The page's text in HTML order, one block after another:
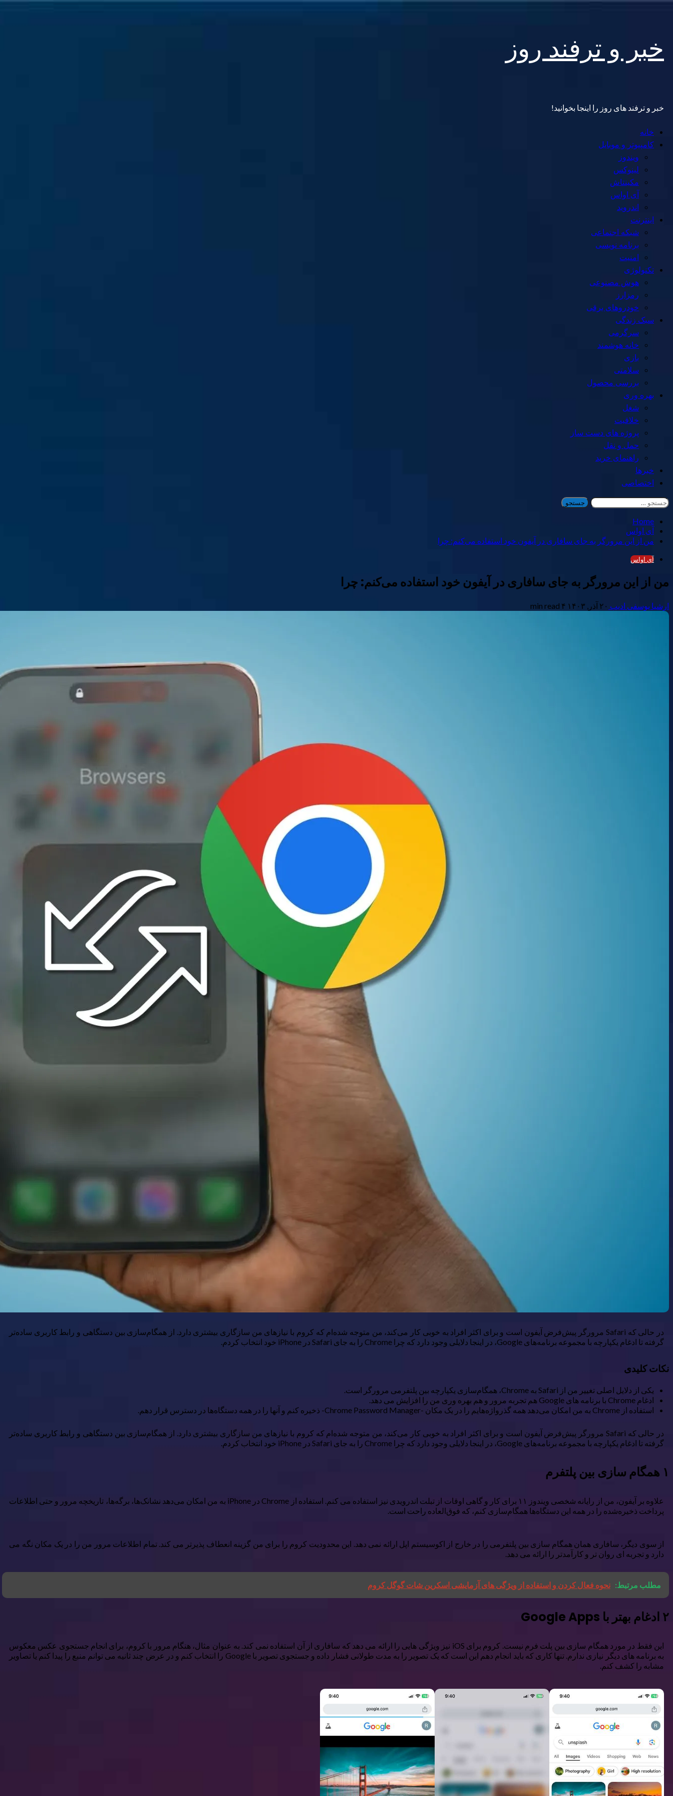
content
خبر و ترفند روز
خبر و ترفند های روز را اینجا بخوانید!
Primary
Menu
خانه
کامپیوتر و موبایل
ویندوز
لینوکس
مکینتاش
آی اواس
اندروید
اینترنت
شبکه اجتماعی
برنامه نویسی
امنیت
تکنولوژی
هوش مصنوعی
رمزارز
خودروهای برقی
سبک زندگی
سرگرمی
خانه هوشمند
بازی
سلامتی
بررسی محصول
بهره وری
شغل
خلاقیت
پروژه های دست ساز
حمل و نقل
راهنمای خرید
خبرها
اختصاصی
جستجو
برای:
Home
آی اواس
من از این مرورگر به جای سافاری در آیفون خود استفاده می‌کنم: چرا
آی اواس
من از این مرورگر به جای سافاری در آیفون خود استفاده می‌کنم: چرا
ارشیا یوسفی ادیب ۲۰ آذر, ۱۴۰۳ ۴ min read
در حالی که Safari مرورگر پیش‌فرض آیفون است و برای اکثر افراد به خوبی کار می‌کند، من متوجه شده‌ام که کروم با نیازهای من سازگاری بیشتری دارد. از همگام‌سازی بین دستگاهی و رابط کاربری ساده‌تر
گرفته تا ادغام یکپارچه با مجموعه برنامه‌های Google، در اینجا دلایلی وجود دارد که چرا Chrome را به جای Safari در iPhone خود انتخاب کردم.
نکات کلیدی
یکی از دلایل اصلی تغییر من از Safari به Chrome، همگام‌سازی یکپارچه بین پلتفرمی مرورگر است.
ادغام Chrome با برنامه های Google هم تجربه مرور و هم بهره وری من را افزایش می دهد.
استفاده از Chrome به من امکان می‌دهد همه گذرواژه‌هایم را در یک مکان -Chrome Password Manager- ذخیره کنم و آنها را در همه دستگاه‌ها در دسترس قرار دهم.
در حالی که Safari مرورگر پیش‌فرض آیفون است و برای اکثر افراد به خوبی کار می‌کند، من متوجه شده‌ام که کروم با نیازهای من سازگاری بیشتری دارد. از همگام‌سازی بین دستگاهی و رابط کاربری ساده‌تر
گرفته تا ادغام یکپارچه با مجموعه برنامه‌های Google، در اینجا دلایلی وجود دارد که چرا Chrome را به جای Safari در iPhone خود انتخاب کردم.
۱ همگام سازی بین پلتفرم
علاوه بر آیفون، من از رایانه شخصی ویندوز ۱۱ برای کار و گاهی اوقات از تبلت اندرویدی نیز استفاده می کنم. استفاده از Chrome در iPhone به من امکان می‌دهد نشانک‌ها، برگه‌ها، تاریخچه مرور و حتی اطلاعات
پرداخت ذخیره‌شده را در همه این دستگاه‌ها همگام‌سازی کنم، که فوق‌العاده راحت است.
از سوی دیگر، سافاری همان همگام سازی بین پلتفرمی را در خارج از اکوسیستم اپل ارائه نمی دهد. این محدودیت کروم را برای من گزینه انعطاف پذیرتر می کند. تمام اطلاعات مرور من را در یک مکان نگه می
دارد و تجربه ای روان تر و کارآمدتر را ارائه می دهد.
مطلب مرتبط: نحوه فعال کردن و استفاده از ویژگی های آزمایشی اسکرین شات گوگل کروم
۲ ادغام بهتر با Google Apps
این فقط در مورد همگام سازی بین پلت فرم نیست. کروم برای iOS نیز ویژگی هایی را ارائه می دهد که سافاری از آن استفاده نمی کند. به عنوان مثال، هنگام مرور با کروم، برای انجام جستجوی عکس معکوس
به برنامه های دیگر نیازی ندارم. تنها کاری که باید انجام دهم این است که یک تصویر را به مدت طولانی فشار داده و جستجوی تصویر با Google را انتخاب کنم و در عرض چند ثانیه می توانم منبع را پیدا کنم یا تصاویر
مشابه را کشف کنم.